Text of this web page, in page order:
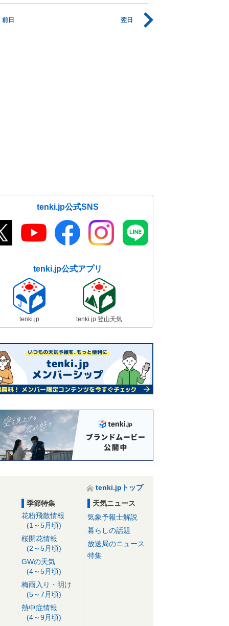
前日 翌日
tenki.jp公式SNS
tenki.jp公式アプリ
tenki.jp tenki.jp 登山天気
tenki.jpトップ
季節特集
花粉飛散情報
(1～5月頃)
桜開花情報
(2～5月頃)
GWの天気
(4～5月頃)
梅雨入り・明け
(5～7月頃)
熱中症情報
(4～9月頃)
天気ニュース
気象予報士解説
暮らしの話題
放送局のニュース
特集